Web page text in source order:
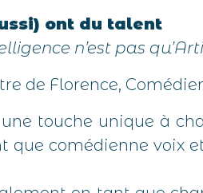
ont du talent
n’est pas
de Florence,
touche unique à
que comédienne voix